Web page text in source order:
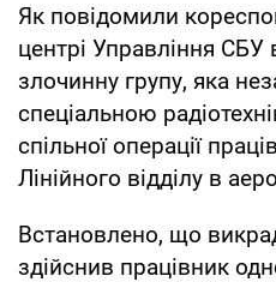
Як повідомили
центрі Управління СБУ
злочинну групу, яка
спеціальною
спільної операції
Лінійного відділу в
Встановлено, що
здійснив працівник